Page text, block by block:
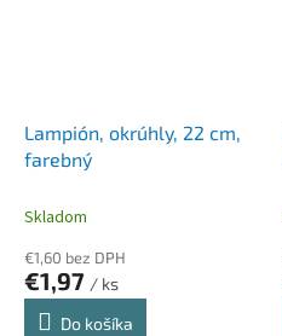
Lampión, okrúhly, 22 cm,
farebný
Skladom
€1,60 bez DPH
€1,97 / ks
Do košíka